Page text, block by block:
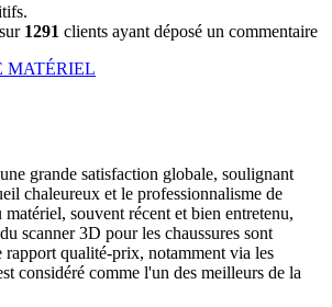
1291 clients ayant déposé un commentaire
MATÉRIEL
grande satisfaction globale, soulignant
chaleureux et le professionnalisme de
souvent récent et bien entretenu,
scanner 3D pour les chaussures sont
rapport qualité-prix, notamment via les
considéré comme l'un des meilleurs de la